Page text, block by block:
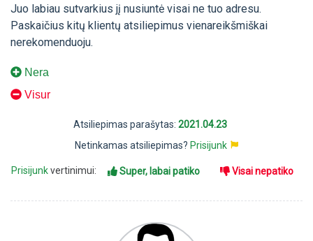
Juo labiau sutvarkius jį nusiuntė visai ne tuo adresu.
Paskaičius kitų klientų atsiliepimus vienareikšmiškai
nerekomenduoju.
Nera
Visur
Atsiliepimas parašytas: 2021.04.23
Netinkamas atsiliepimas? Prisijunk
Prisijunkvertinimui: Super, labai patiko Visai nepatiko